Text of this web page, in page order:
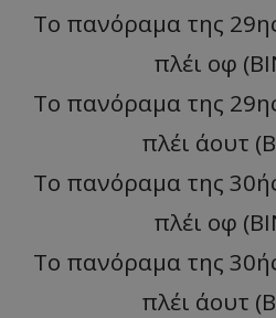
Το πανόραμα της
πλέι οφ
Το πανόραμα της
πλέι άουτ
Το πανόραμα της
πλέι οφ
Το πανόραμα της
πλέι άουτ